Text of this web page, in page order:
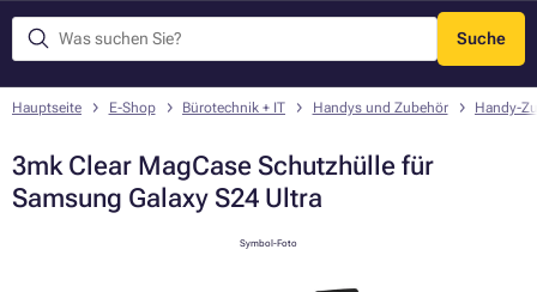
Suche
Menü
Hauptseite E-Shop Bürotechnik + IT Handys und Zubehör Handy-
3mk Clear MagCase Schutzhülle für
Samsung Galaxy S24 Ultra
Symbol-Foto